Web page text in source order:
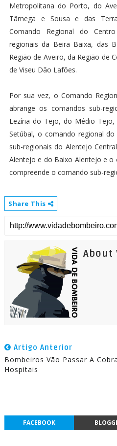
Metropolitana do Porto, do
Tâmega e Sousa e das
Comando Regional do
regionais da Beira Baixa, das
Região de Aveiro, da Região de
de Viseu Dão Lafões.
Por sua vez, o Comando
abrange os comandos sub-
Lezíria do Tejo, do Médio
Setúbal, o comando regional
sub-regionais do Alentejo
Alentejo e do Baixo Alentejo e o
compreende o comando sub-
Share This
About
Artigo Anterior
Bombeiros Vão Passar A
Hospitais
FACEBOOK